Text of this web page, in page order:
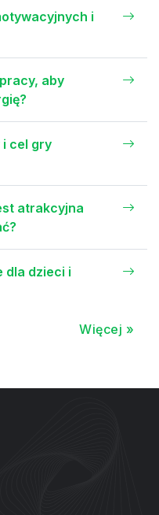
i
aby
i cel gry
atrakcyjna
dla dzieci i
Więcej »